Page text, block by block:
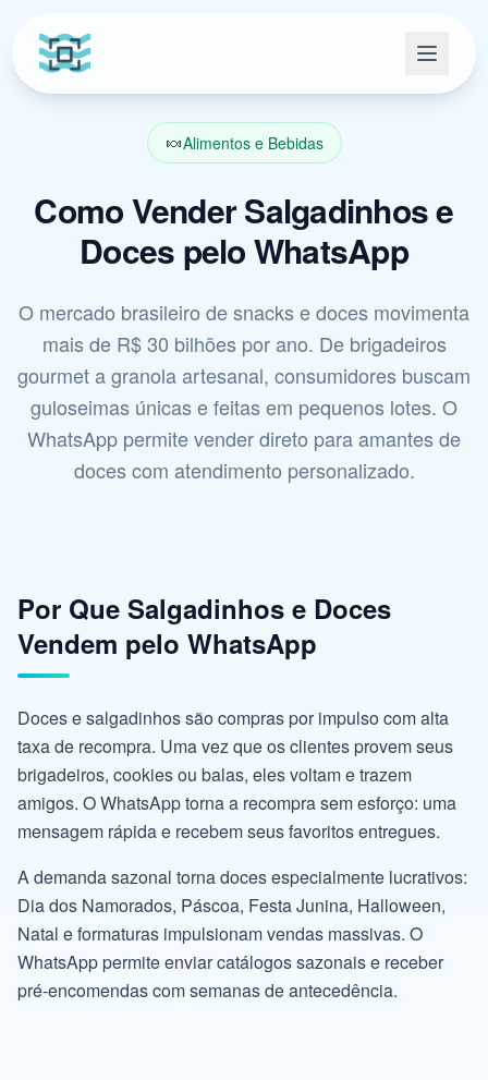
🍬Alimentos e Bebidas
Como Vender Salgadinhos e
Doces pelo WhatsApp
O mercado brasileiro de snacks e doces movimenta
mais de R$ 30 bilhões por ano. De brigadeiros
gourmet a granola artesanal, consumidores buscam
guloseimas únicas e feitas em pequenos lotes. O
WhatsApp permite vender direto para amantes de
doces com atendimento personalizado.
Por Que Salgadinhos e Doces
Vendem pelo WhatsApp
Doces e salgadinhos são compras por impulso com alta
taxa de recompra. Uma vez que os clientes provem seus
brigadeiros, cookies ou balas, eles voltam e trazem
amigos. O WhatsApp torna a recompra sem esforço: uma
mensagem rápida e recebem seus favoritos entregues.
A demanda sazonal torna doces especialmente lucrativos:
Dia dos Namorados, Páscoa, Festa Junina, Halloween,
Natal e formaturas impulsionam vendas massivas. O
WhatsApp permite enviar catálogos sazonais e receber
pré-encomendas com semanas de antecedência.